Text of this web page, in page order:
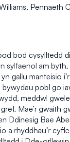
Pennaeth
bod cysylltedd
sylfaenol am
gallu manteisio
bywydau pobl go
meddwl
Mae’r gwaith
Ddinesig Bae
a rhyddhau’r